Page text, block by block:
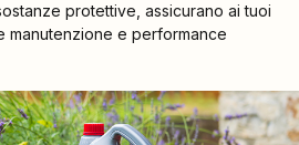
protettive, assicurano ai tuoi
manutenzione e performance